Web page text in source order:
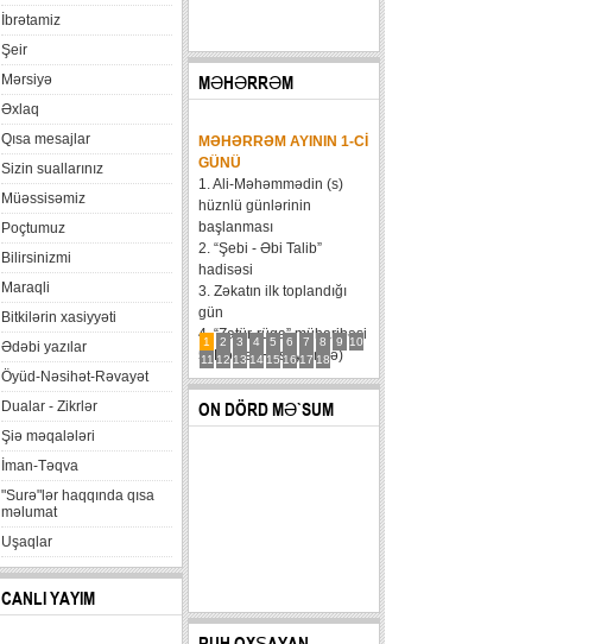
İbrətamiz
Şeir
Mərsiyə
Əxlaq
Qısa mesajlar
Sizin suallarınız
Müəssisəmiz
Poçtumuz
Bilirsinizmi
Maraqli
Bitkilərin xasiyyəti
Ədəbi yazılar
Öyüd-Nəsihət-Rəvayət
Dualar - Zikrlər
Şiə məqalələri
İman-Təqva
"Surə"lər haqqında qısa
məlumat
Uşaqlar
CANLI YAYIM
MƏHƏRRƏM
1 2 3 4 5 6 7 8 9
10
11 12 13 14 15 16 17 18
MƏHƏRRƏM AYININ 1-CI
GÜNÜ
1. Ali-Məhəmmədin (s)
hüznlü günlərinin
başlanması
2. “Şebi - Əbi Talib”
hadisəsi
3. Zəkatın ilk toplandığı
gün
4. “Zatür-rüqa” müharibəsi
5. Həzrət Hüseynin (ə)
karvanının Bəni Məqatilin
qəsrinə çatması
6....
ON DÖRD MƏ`SUM